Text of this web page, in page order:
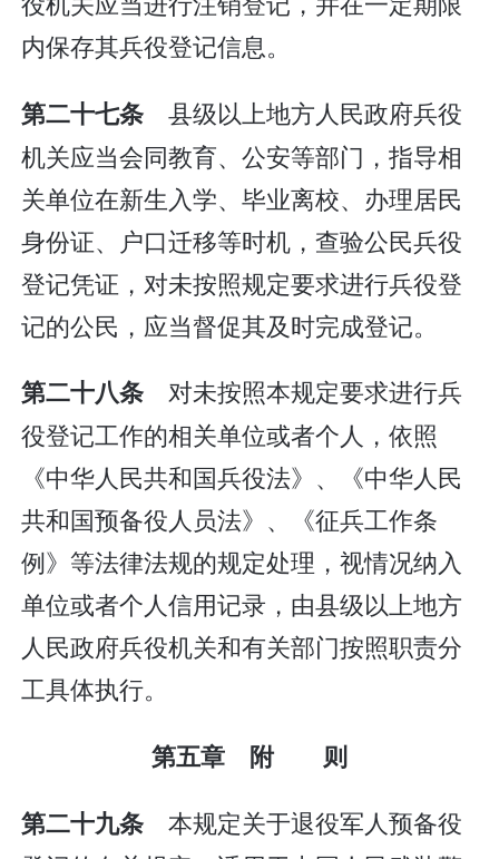
内保存其兵役登记信息。
第二十七条县级以上地方人民政府兵役
机关应当会同教育、公安等部门，指导相
关单位在新生入学、毕业离校、办理居民
身份证、户口迁移等时机，查验公民兵役
登记凭证，对未按照规定要求进行兵役登
记的公民，应当督促其及时完成登记。
第二十八条对未按照本规定要求进行兵
役登记工作的相关单位或者个人，依照
《中华人民共和国兵役法》、《中华人民
共和国预备役人员法》、《征兵工作条
例》等法律法规的规定处理，视情况纳入
单位或者个人信用记录，由县级以上地方
人民政府兵役机关和有关部门按照职责分
工具体执行。
第五章 附 则
第二十九条 本规定关于退役军人预备役